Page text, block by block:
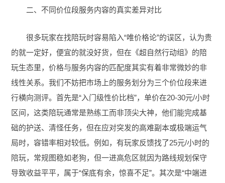
二、不同价位段服务内容的真实差异对比
很多玩家在找陪玩时容易陷入“唯价格论”的误区，认为贵
的就一定好，便宜的就没好货，但在《超自然行动组》的陪
玩生态里，价格与服务内容的匹配度其实有着非常微妙的非
线性关系。我们不妨把市场上的服务划分为三个价位段来进
行横向测评。首先是“入门级性价比档”，单价在20-30元/小时
区间，这类陪玩通常是熟练工而非顶尖大神，他们能完成基
础的护送、清怪任务，但在应对突发的高难副本或极端运气
局时，容错率相对较低。例如，有玩家反馈找了25元/小时的
陪玩，常规图稳如老狗，但一进高危区就因为路线规划保守
导致收益平平，属于“保底有余，惊喜不足”。其次是“中端进